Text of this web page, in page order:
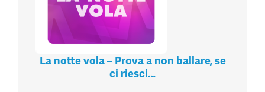
La notte vola – Prova a non ballare, se
ci riesci…